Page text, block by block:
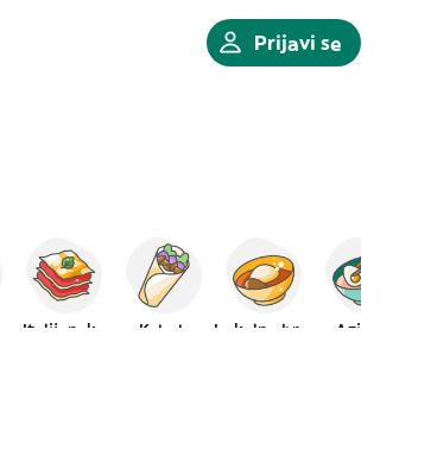
Prijavi se
Italijanska Kebab Azijska